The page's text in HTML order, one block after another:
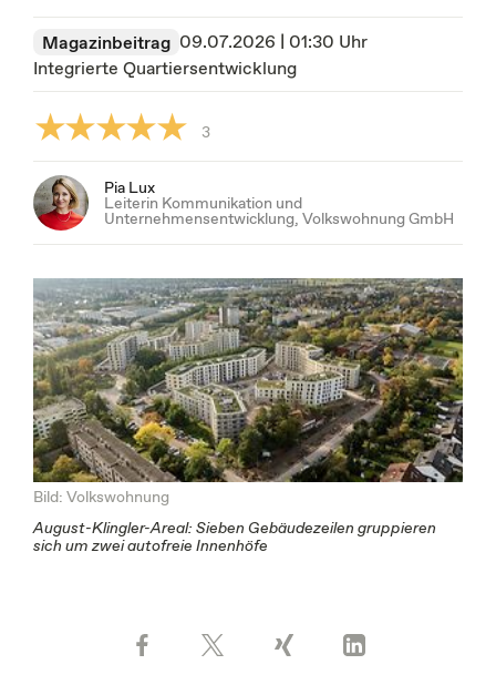
Magazinbeitrag 09.07.2026 | 01:30 Uhr
Integrierte Quartiersentwicklung
3
Pia Lux
Leiterin Kommunikation und
Unternehmensentwicklung, Volkswohnung GmbH
Bild: Volkswohnung
August-Klingler-Areal: Sieben Gebäudezeilen gruppieren
sich um zwei autofreie Innenhöfe